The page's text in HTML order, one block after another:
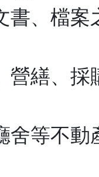
書、檔案
營繕、採
舍等不動